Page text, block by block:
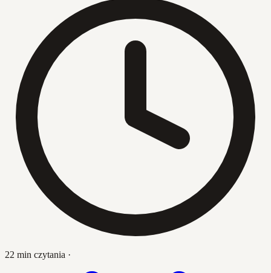
22 min czytania ·